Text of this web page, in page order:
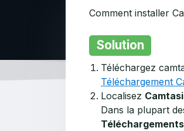
Comment installer
Solution
Téléchargez
Téléchargement
Localisez
Dans la plupart
Téléchargements